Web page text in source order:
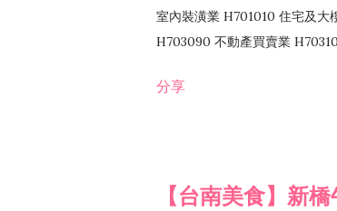
室內裝潢業 H701010 住宅及
H703090 不動產買賣業
分享
【台南美食】新